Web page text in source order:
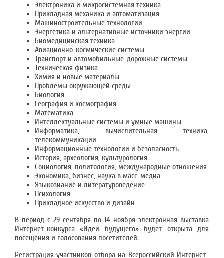
Электроника и микросистемная техника
Прикладная механика и автоматизация
Машиностроительные технологии
Энергетика и альтернативные источники энергии
Биомедицинская техника
Авиационно-космические системы
Транспорт и автомобильные-дорожные системы
Техническая физика
Химия и новые материалы
Проблемы окружающей среды
Биология
География и космография
Математика
Интеллектуальные системы и умные машины
Информатика, вычислительная техника,
телекоммуникации
Информационные технологии и безопасность
История, археология, культурология
Социология, политология, международные отношения
Экономика, бизнес, наука в масс-медиа
Языкознание и литературоведение
Психология
Прикладное искусство и дизайн
В период с 29 сентября по 14 ноября электронная выставка
Интернет-конкурса «Идеи будущего» будет открыта для
посещения и голосования посетителей.
Регистрация участников отбора на Всероссийский Интернет-